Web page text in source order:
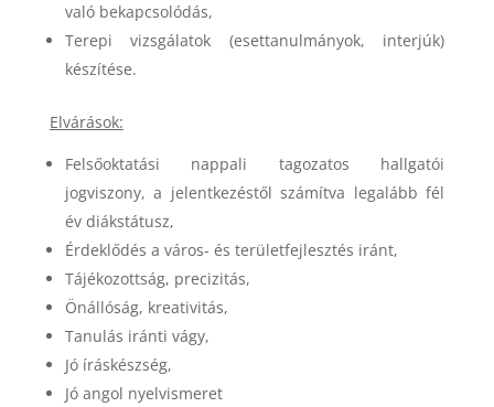
való bekapcsolódás,
Terepi vizsgálatok (esettanulmányok, interjúk)
készítése.
Elvárások:
Felsőoktatási nappali tagozatos hallgatói
jogviszony, a jelentkezéstől számítva legalább fél
év diákstátusz,
Érdeklődés a város- és területfejlesztés iránt,
Tájékozottság, precizitás,
Önállóság, kreativitás,
Tanulás iránti vágy,
Jó íráskészség,
Jó angol nyelvismeret